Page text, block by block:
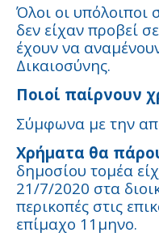
Όλοι οι υπόλοιποι
δεν είχαν προβεί
έχουν να
Δικαιοσύνης.
Ποιοί παίρνουν
Σύμφωνα με την
Χρήματα θα
δημοσίου τομέα
21/7/2020 στα
περικοπές στις
επίμαχο 11μηνο.